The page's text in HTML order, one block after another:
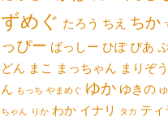
ずめぐ たろう ちえ ちか
っぴー ばっしー ひぽ ぴあ
どん まこ まっちゃん まりぞう
ん もっち やまめぐ ゆか ゆきの
ちゃん りか わか イナリ タカ ティ